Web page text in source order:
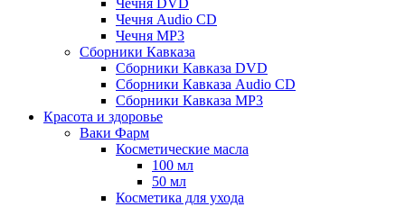
Чечня DVD
Чечня Audio CD
Чечня MP3
Сборники Кавказа
Сборники Кавказа DVD
Сборники Кавказа Audio CD
Сборники Кавказа MP3
Красота и здоровье
Ваки Фарм
Косметические масла
100 мл
50 мл
Косметика для ухода